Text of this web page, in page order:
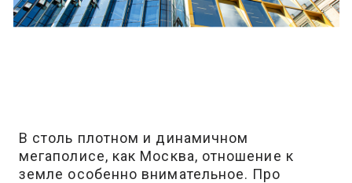
В столь плотном и динамичном
мегаполисе, как Москва, отношение к
земле особенно внимательное. Про